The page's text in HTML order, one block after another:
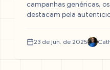
campanhas genéricas,
destacam pela
são elementos
como gerar mais
23 de jun. de 2025